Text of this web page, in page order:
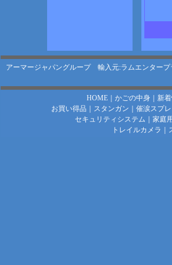
アーマージャパングループ 輸入元:ラムエンタープ
HOME｜ かごの中身｜ 新
お買い得品
スタンガン 催涙スプ
セキュリティシステム
家庭
トレイルカメラ